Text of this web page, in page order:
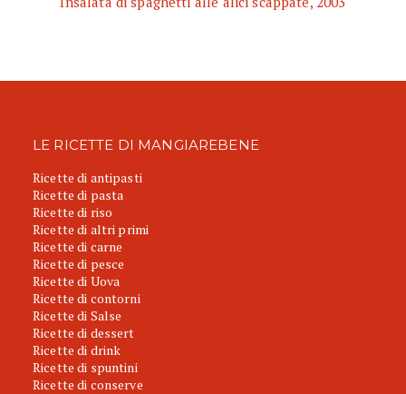
LE RICETTE DI MANGIAREBENE
Ricette di antipasti
Ricette di pasta
Ricette di riso
Ricette di altri primi
Ricette di carne
Ricette di pesce
Ricette di Uova
Ricette di contorni
Ricette di Salse
Ricette di dessert
Ricette di drink
Ricette di spuntini
Ricette di conserve